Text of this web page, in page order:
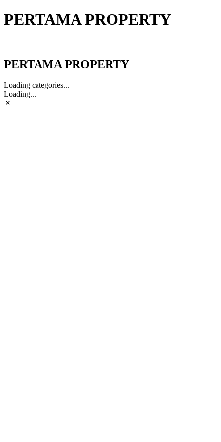
PERTAMA PROPERTY
PERTAMA PROPERTY
Loading categories...
Loading...